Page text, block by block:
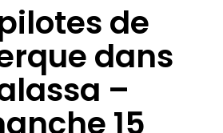
de
dans
–
15